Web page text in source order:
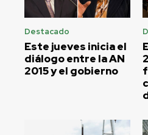
Destacado
Este jueves inicia el
diálogo entre la AN
2015 y el gobierno